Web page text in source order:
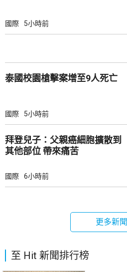
國際 5小時前
泰國校園槍擊案增至9人死亡
國際 5小時前
拜登兒子：父親癌細胞擴散到
其他部位 帶來痛苦
國際 6小時前
更多新聞
至 Hit 新聞排行榜